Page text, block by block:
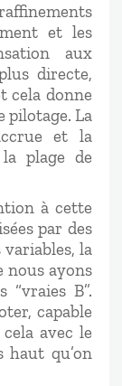
et les
aux
directe,
cela donne
pilotage. La
et la
plage de
à cette
par des
la
nous ayons
“vraies B”.
capable
avec le
haut qu’on